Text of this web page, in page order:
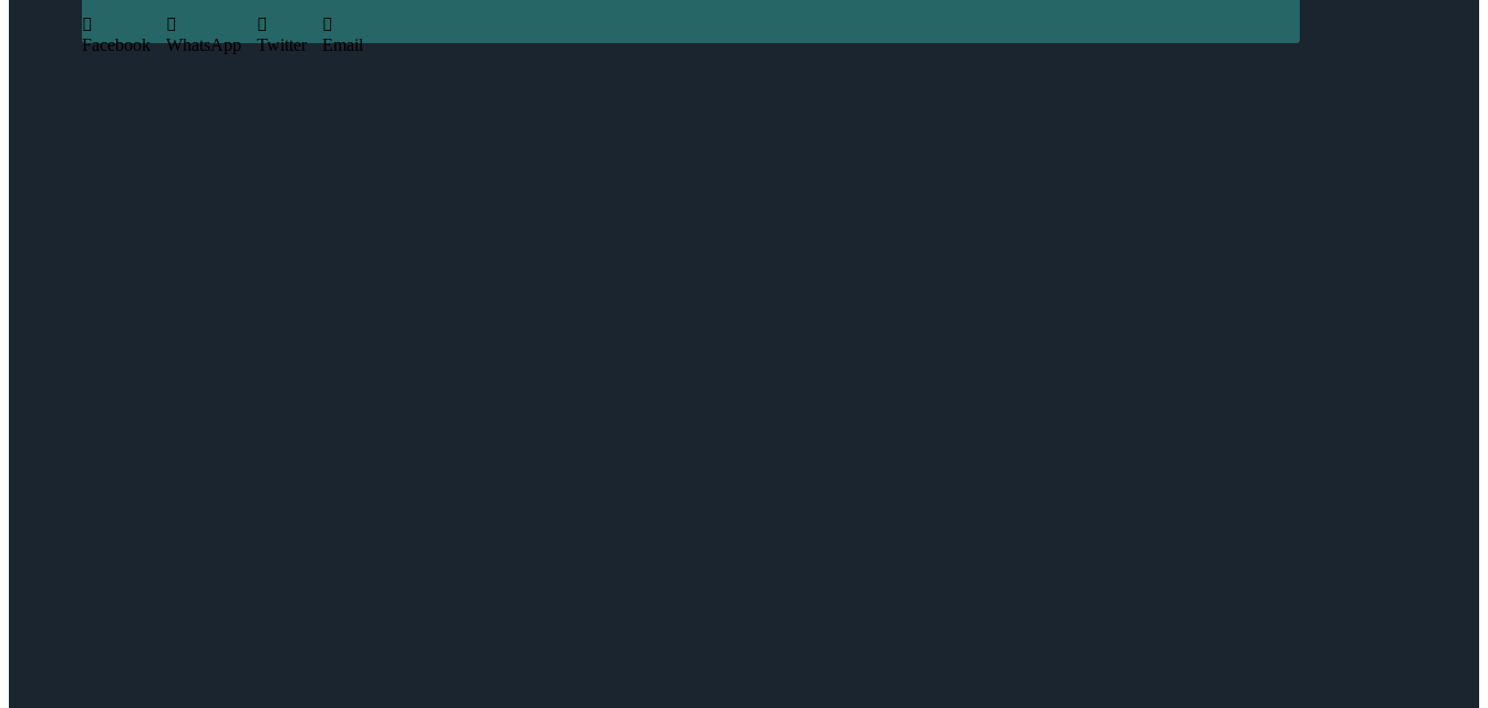
Facebook WhatsApp Twitter Email